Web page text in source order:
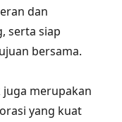
dan
serta siap
bersama.
juga merupakan
yang kuat